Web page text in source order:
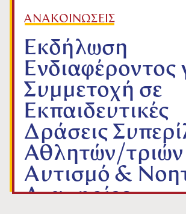
ΑΝΑΚΟΙΝΩΣΕΙΣ
Εκδήλωση
Ενδιαφέροντος
Συμμετοχή σε
Εκπαιδευτικές
Δράσεις
Αθλητών/τριών
Αυτισμό &
Αναπηρίες